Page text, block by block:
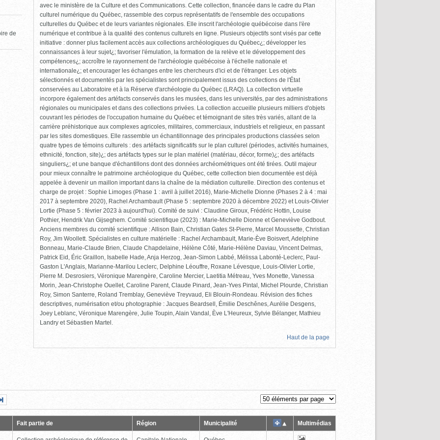
de
avec le ministère de la Culture et des Communications. Cette collection, financée dans le cadre du Plan
culturel numérique du Québec, rassemble des corpus représentatifs de l'ensemble des occupations
culturelles du Québec et de leurs variantes régionales. Elle inscrit l'archéologie québécoise dans l'ère
numérique et contribue à la qualité des contenus culturels en ligne. Plusieurs objectifs sont visés par cette
initiative : donner plus facilement accès aux collections archéologiques du Québec¿; développer les
connaissances à leur sujet¿; favoriser l'émulation, la formation de la relève et le développement des
compétences¿; accroître le rayonnement de l'archéologie québécoise à l'échelle nationale et
internationale¿; et encourager les échanges entre les chercheurs d'ici et de l'étranger. Les objets
sélectionnés et documentés par les spécialistes sont principalement issus des collections de l'État
conservées au Laboratoire et à la Réserve d'archéologie du Québec (LRAQ). La collection virtuelle
incorpore également des artéfacts conservés dans les musées, dans les universités, par des administrations
régionales ou municipales et dans des collections privées. La collection accueille plusieurs milliers d'objets
couvrant les périodes de l'occupation humaine du Québec et témoignant de sites très variés, allant de la
carrière préhistorique aux complexes agricoles, militaires, commerciaux, industriels et religieux, en passant
par les sites domestiques. Elle rassemble un échantillonnage des principales productions classées selon
quatre types de témoins culturels : des artéfacts significatifs sur le plan culturel (périodes, activités humaines,
ethnicité, fonction, site)¿; des artéfacts types sur le plan matériel (matériau, décor, forme)¿; des artéfacts
singuliers¿; et une banque d'échantillons dont des données archéométriques ont été tirées. Outil majeur
pour mieux connaître le patrimoine archéologique du Québec, cette collection bien documentée est déjà
appelée à devenir un maillon important dans la chaîne de la médiation culturelle. Direction des contenus et
charge de projet : Sophie Limoges (Phase 1 : avril à juillet 2016), Marie-Michelle Dionne (Phases 2 à 4 : mai
2017 à septembre 2020), Rachel Archambault (Phase 5 : septembre 2020 à décembre 2022) et Louis-Olivier
Lortie (Phase 5 : février 2023 à aujourd'hui). Comité de suivi : Claudine Giroux, Frédéric Hottin, Louise
Pothier, Hendrik Van Gijseghem. Comité scientifique (2023) : Marie-Michelle Dionne et Geneviève Godbout.
Anciens membres du comité scientifique : Allison Bain, Christian Gates St-Pierre, Marcel Moussette, Christian
Roy, Jim Woollett. Spécialistes en culture matérielle : Rachel Archambault, Marie-Ève Boisvert, Adelphine
Bonneau, Marie-Claude Brien, Claude Chapdelaine, Hélène Côté, Marie-Hélène Daviau, Vincent Delmas,
Patrick Eid, Éric Graillon, Isabelle Hade, Anja Herzog, Jean-Simon Labbé, Mélissa Labonté-Leclerc, Paul-
Gaston L'Anglais, Marianne-Marilou Leclerc, Delphine Léouffre, Roxane Lévesque, Louis-Olivier Lortie,
Pierre M. Desrosiers, Véronique Marengère, Caroline Mercier, Laetitia Métreau, Yves Monette, Vanessa
Morin, Jean-Christophe Ouellet, Caroline Parent, Claude Pinard, Jean-Yves Pintal, Michel Plourde, Christian
Roy, Simon Santerre, Roland Tremblay, Geneviève Treyvaud, Eli Blouin-Rondeau. Révision des fiches
descriptives, numérisation et/ou photographie : Jacques Beardsell, Émilie Deschênes, Aurélie Desgens,
Joey Leblanc, Véronique Marengère, Julie Toupin, Alain Vandal, Ève L'Heureux, Sylvie Bélanger, Mathieu
Landry et Sébastien Martel.
Haut de la page
Fait partie de Région Municipalité Multimédias